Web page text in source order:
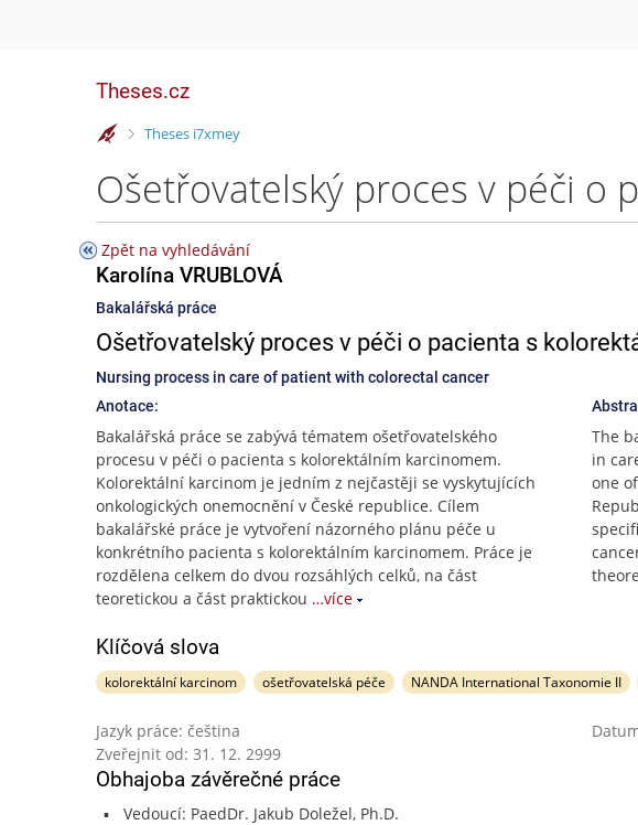
Theses.cz
>
Theses i7xmey
Zpět na vyhledávání
Karolína VRUBLOVÁ
Bakalářská práce
Ošetřovatelský proces v péči o pacienta s
Nursing process in care of patient with colorectal cancer
Anotace:
Bakalářská práce se zabývá tématem ošetřovatelského
procesu v péči o pacienta s kolorektálním karcinomem.
Kolorektální karcinom je jedním z nejčastěji se vyskytujících
onkologických onemocnění v České republice. Cílem
bakalářské práce je vytvoření názorného plánu péče u
konkrétního pacienta s kolorektálním karcinomem. Práce je
rozdělena celkem do dvou rozsáhlých celků, na část
teoretickou a část praktickou …více
The
in
one
Klíčová slova
kolorektální karcinom ošetřovatelská péče NANDA International Taxonomie II
Jazyk práce: čeština
Zveřejnit od: 31. 12. 2999
Obhajoba závěrečné práce
Vedoucí: PaedDr. Jakub Doležel, Ph.D.